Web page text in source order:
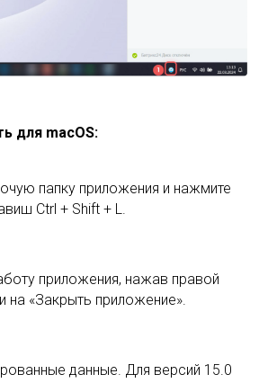
для macOS:
папку приложения и нажмите
Ctrl + Shift + L.
приложения, нажав правой
на «Закрыть приложение».
данные. Для версий 15.0